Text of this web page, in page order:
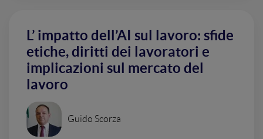
L’ impatto dell’AI sul lavoro: sfide
etiche, diritti dei lavoratori e
implicazioni sul mercato del
lavoro
Guido Scorza